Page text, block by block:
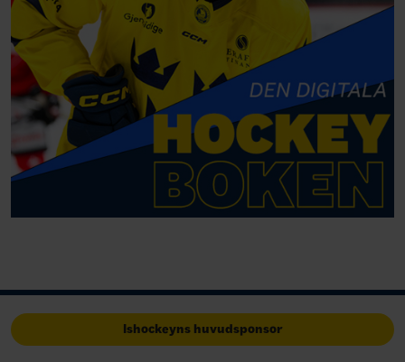
Ishockeyns huvudsponsor